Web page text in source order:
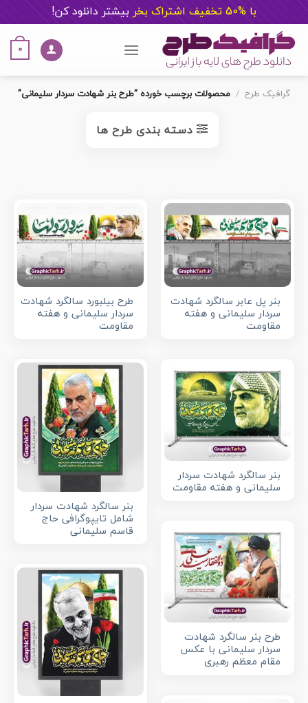
با %50 تخفیف اشتراک بخر بیشتر دانلود کن!
content
0
گرافیک طرح / محصولات برچسب خورده “طرح بنر شهادت سردار سلیمانی”
دسته بندی طرح ها
بنر پل عابر سالگرد شهادت
سردار سلیمانی و هفته
مقاومت
طرح بیلبورد سالگرد شهادت
سردار سلیمانی و هفته
مقاومت
بنر سالگرد شهادت سردار
سلیمانی و هفته مقاومت
بنر سالگرد شهادت سردار
شامل تایپوگرافی حاج
قاسم سلیمانی
طرح بنر سالگرد شهادت
سردار سلیمانی با عکس
مقام معظم رهبری